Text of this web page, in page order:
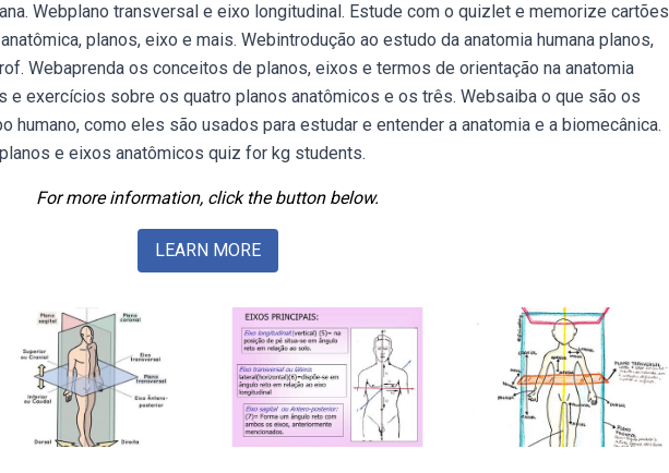
Webplano transversal e eixo longitudinal. Estude com o quizlet e memorize cartões
planos, eixo e mais. Webintrodução ao estudo da anatomia humana planos,
Webaprenda os conceitos de planos, eixos e termos de orientação na anatomia
e exercícios sobre os quatro planos anatômicos e os três. Websaiba o que são os
humano, como eles são usados para estudar e entender a anatomia e a biomecânica.
e eixos anatômicos quiz for kg students.
For more information, click the button below.
LEARN MORE